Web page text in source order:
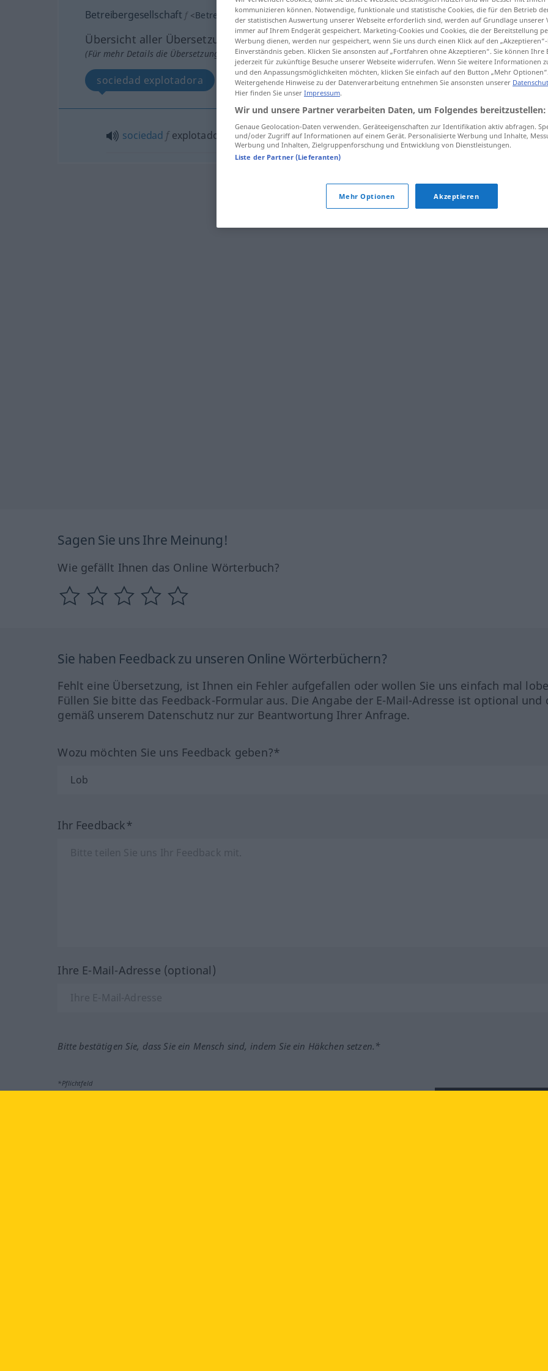
Betreibergesellschaft f <Betreibergesellschaft ;Betreibergesellschaften>
Übersicht aller Übersetzungen
(Für mehr Details die Übersetzung anklicken/antippen)
sociedad explotadora
sociedad fexplotadora Betreibergesellschaft
Sagen Sie uns Ihre Meinung!
Wie gefällt Ihnen das Online Wörterbuch?
Sie haben Feedback zu unseren Online Wörterbüchern?
Fehlt eine Übersetzung, ist Ihnen ein Fehler aufgefallen oder wollen Sie uns einfach mal
Füllen Sie bitte das Feedback-Formular aus. Die Angabe der E-Mail-Adresse ist optional und
gemäß unserem Datenschutz nur zur Beantwortung Ihrer Anfrage.
Wozu möchten Sie uns Feedback geben?*
Ihr Feedback*
Ihre E-Mail-Adresse (optional)
Bitte bestätigen Sie, dass Sie ein Mensch sind, indem Sie ein Häkchen setzen.*
*Pflichtfeld
kommunizieren können. Notwendige, funktionale und statistische Cookies, die für den Betrieb
der statistischen Auswertung unserer Webseite erforderlich sind, werden auf Grundlage unserer
immer auf Ihrem Endgerät gespeichert. Marketing-Cookies und Cookies, die der Bereitstellung
Werbung dienen, werden nur gespeichert, wenn Sie uns durch einen Klick auf den
Einverständnis geben. Klicken Sie ansonsten auf „Fortfahren ohne Akzeptieren“. Sie können Ihre
jederzeit für zukünftige Besuche unserer Webseite widerrufen. Wenn Sie weitere Informationen
und den Anpassungsmöglichkeiten möchten, klicken Sie einfach auf den Button „Mehr Optionen“.
Weitergehende Hinweise zu der Datenverarbeitung entnehmen Sie ansonsten unserer
Hier finden Sie unser Impressum.
Wir und unsere Partner verarbeiten Daten, um Folgendes bereitzustellen:
Genaue Geolocation-Daten verwenden. Geräteeigenschaften zur Identifikation aktiv abfragen.
und/oder Zugriff auf Informationen auf einem Gerät. Personalisierte Werbung und Inhalte,
Werbung und Inhalten, Zielgruppenforschung und Entwicklung von Dienstleistungen.
Liste der Partner (Lieferanten)
Mehr Optionen Akzeptieren